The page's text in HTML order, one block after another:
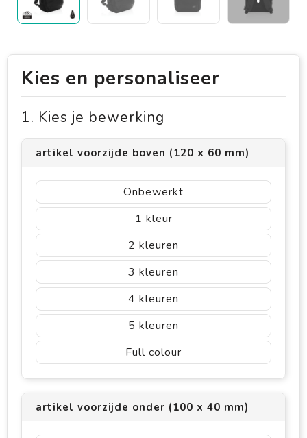
Kies en personaliseer
1. Kies je bewerking
artikel voorzijde boven (120 x 60 mm)
Onbewerkt
1
2
3
4
5
Full colour
artikel voorzijde onder (100 x 40 mm)